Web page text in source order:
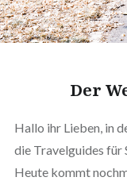
Der
Hallo ihr Lieben, in
die Travelguides für
Heute kommt